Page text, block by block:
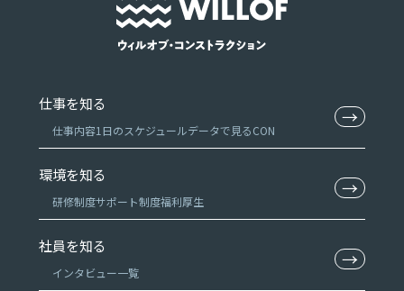
仕事を知る
仕事内容1日のスケジュールデータで見るCON
→
環境を知る
研修制度サポート制度福利厚生
→
社員を知る
インタビュー一覧
→